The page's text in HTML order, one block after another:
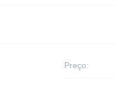
Preço: